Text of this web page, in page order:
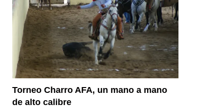
Torneo Charro AFA, un mano a mano
de alto calibre